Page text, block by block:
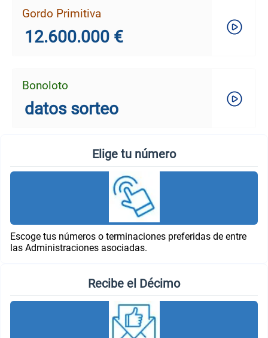
Gordo Primitiva
12.600.000 €
Bonoloto
datos sorteo
Elige tu número
Escoge tus números o terminaciones preferidas de entre
las Administraciones asociadas.
Recibe el Décimo